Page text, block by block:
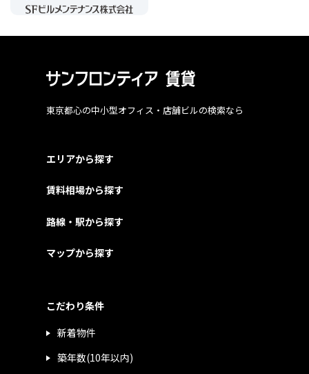
東京都心の中小型オフィス・店舗ビルの検索なら
エリアから探す
賃料相場から探す
路線・駅から探す
マップから探す
こだわり条件
新着物件
築年数(10年以内)